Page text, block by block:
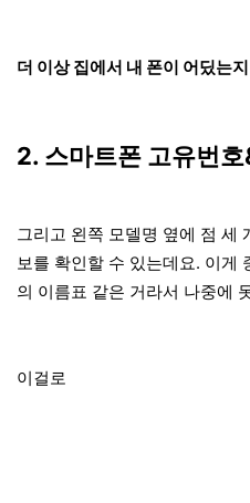
더 이상 집에서 내 폰이 어딨는
2. 스마트폰 고유번
그리고 왼쪽 모델명 옆에 점 세
보를 확인할 수 있는데요. 이게
의 이름표 같은 거라서 나중에
이걸로